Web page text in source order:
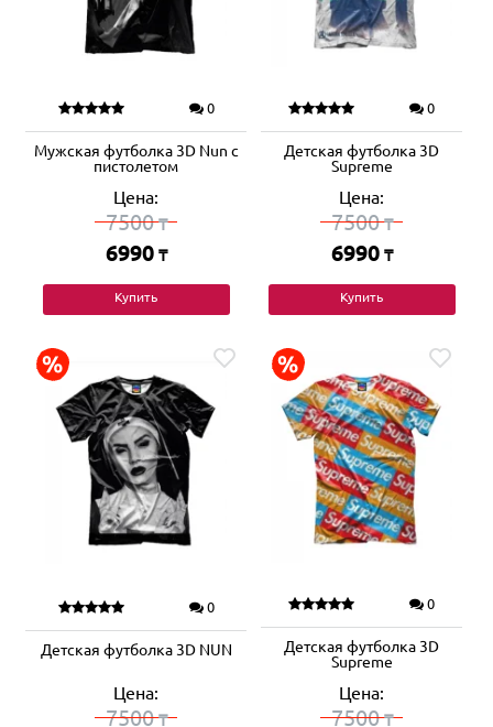
0
Мужская футболка 3D Nun c
пистолетом
Цена:
7500₸
6990 ₸
Купить
0
Детская футболка 3D
Supreme
Цена:
7500₸
6990 ₸
Купить
0
Детская футболка 3D NUN
Цена:
7500₸
0
Детская футболка 3D
Supreme
Цена:
7500₸